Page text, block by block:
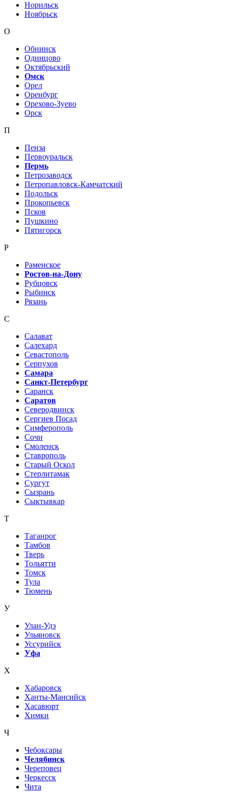
Норильск
Ноябрьск
О
Обнинск
Одинцово
Октябрьский
Омск
Орел
Оренбург
Орехово-Зуево
Орск
П
Пенза
Первоуральск
Пермь
Петрозаводск
Петропавловск-Камчатский
Подольск
Прокопьевск
Псков
Пушкино
Пятигорск
Р
Раменское
Ростов-на-Дону
Рубцовск
Рыбинск
Рязань
С
Салават
Салехард
Севастополь
Серпухов
Самара
Санкт-Петербург
Саранск
Саратов
Северодвинск
Сергиев Посад
Симферополь
Сочи
Смоленск
Ставрополь
Старый Оскол
Стерлитамак
Сургут
Сызрань
Сыктывкар
Т
Таганрог
Тамбов
Тверь
Тольятти
Томск
Тула
Тюмень
У
Улан-Удэ
Ульяновск
Уссурийск
Уфа
Х
Хабаровск
Ханты-Мансийск
Хасавюрт
Химки
Ч
Чебоксары
Челябинск
Череповец
Черкесск
Чита